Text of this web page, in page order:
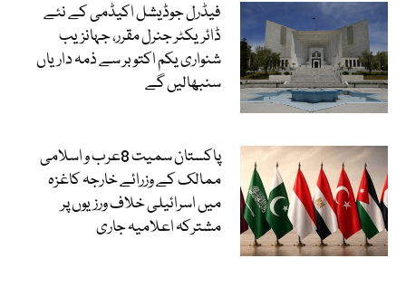
فیڈرل جوڈیشل اکیڈمی کے نئے
ڈائریکٹر جنرل مقرر، جہانزیب
شنواری یکم اکتوبر سے ذمہ داریاں
سنبھالیں گے
پاکستان سمیت 8عرب و اسلامی
ممالک کے وزرائے خارجہ کاغزہ
میں اسرائیلی خلاف ورزیوں پر
مشترکہ اعلامیہ جاری